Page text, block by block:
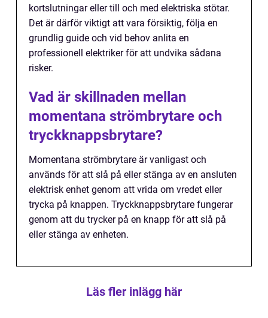
kortslutningar eller till och med elektriska stötar.
Det är därför viktigt att vara försiktig, följa en
grundlig guide och vid behov anlita en
professionell elektriker för att undvika sådana
risker.
Vad är skillnaden mellan
momentana strömbrytare och
tryckknappsbrytare?
Momentana strömbrytare är vanligast och
används för att slå på eller stänga av en ansluten
elektrisk enhet genom att vrida om vredet eller
trycka på knappen. Tryckknappsbrytare fungerar
genom att du trycker på en knapp för att slå på
eller stänga av enheten.
Läs fler inlägg här